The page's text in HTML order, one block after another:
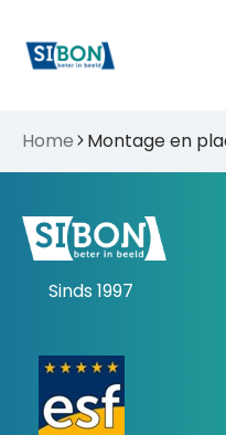
Home Montage en
Sinds 1997